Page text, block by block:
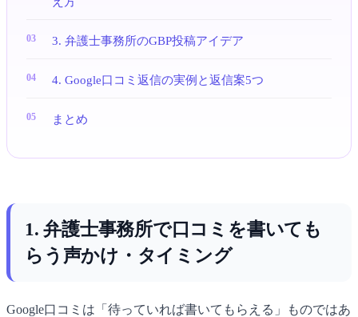
3. 弁護士事務所のGBP投稿アイデア
4. Google口コミ返信の実例と返信案5つ
まとめ
1. 弁護士事務所で口コミを書いても
らう声かけ・タイミング
Google口コミは「待っていれば書いてもらえる」ものではあ